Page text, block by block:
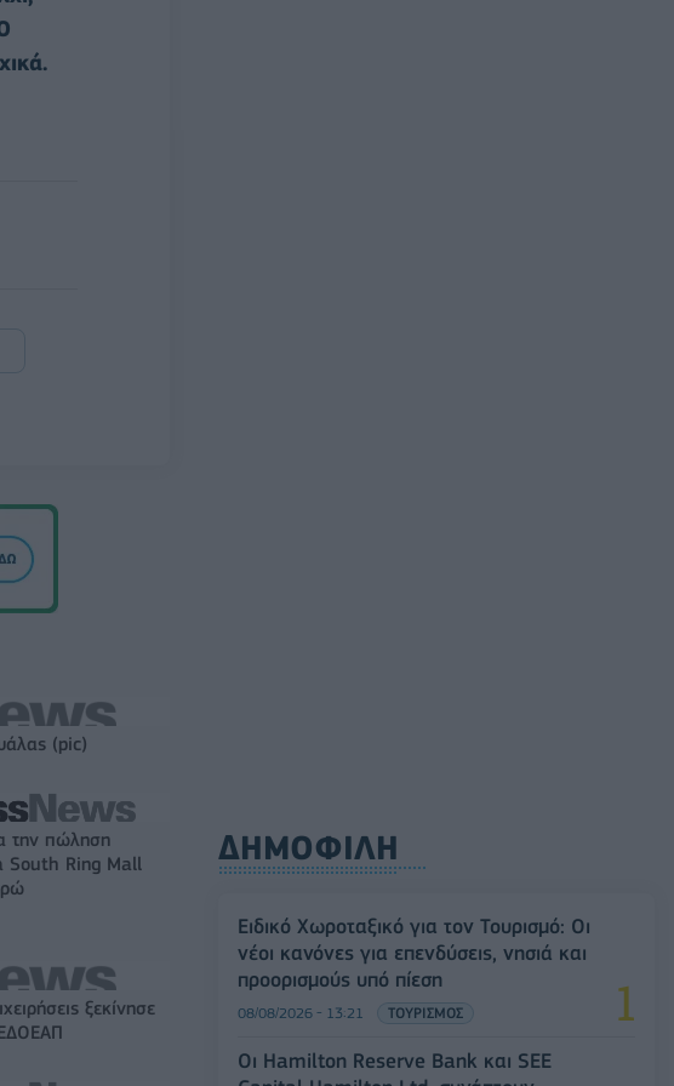
(pic)
την πώληση
South Ring Mall
ξεκίνησε
ΔΗΜΟΦΙΛΗ
Ειδικό Χωροταξικό για τον Τουρισμό: Οι
νέοι κανόνες για επενδύσεις, νησιά και
προορισμούς υπό πίεση
08/08/2026 - 13:21 ΤΟΥΡΙΣΜΟΣ
Οι Hamilton Reserve Bank και SEE